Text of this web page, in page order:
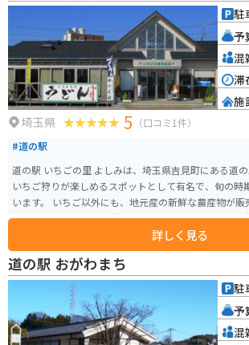
元産の美味しいお米を購入することができます。 バイクで訪れる場合、東北
自動車道 羽生ICからすぐのアクセスということもあ
ポットとしても最適です。 広い駐車場も完備されているの
駅 はにゅうは、ドライブやツーリングの休憩はもちろ
トとしても楽しめる場所です。
埼玉県 5 （口コミ1件）
#道の駅
道の駅 いちごの里 よしみは、埼玉県吉見町にある道の駅です。 名
いちご狩りが楽しめるスポットとして有名で、旬の時
います。 いちご以外にも、地元産の新鮮な農産物が販
にも最適です。 また、併設のレストランでは、地元
料理を楽しむことができます。 特に、いちごを使った
で、ぜひ味わってみてください。 バイクで訪れる場合、駐車場も広々として
いるので安心です。 周辺には、緑豊かな田園風景が
グの休憩スポットとしても最適です。 道の駅 いちごの
延ばせば、吉見百穴などの歴史的な観光スポットもあ
詳しく見る
駐
予
混
滞
施
道の駅 おがわまち
駐
予
混